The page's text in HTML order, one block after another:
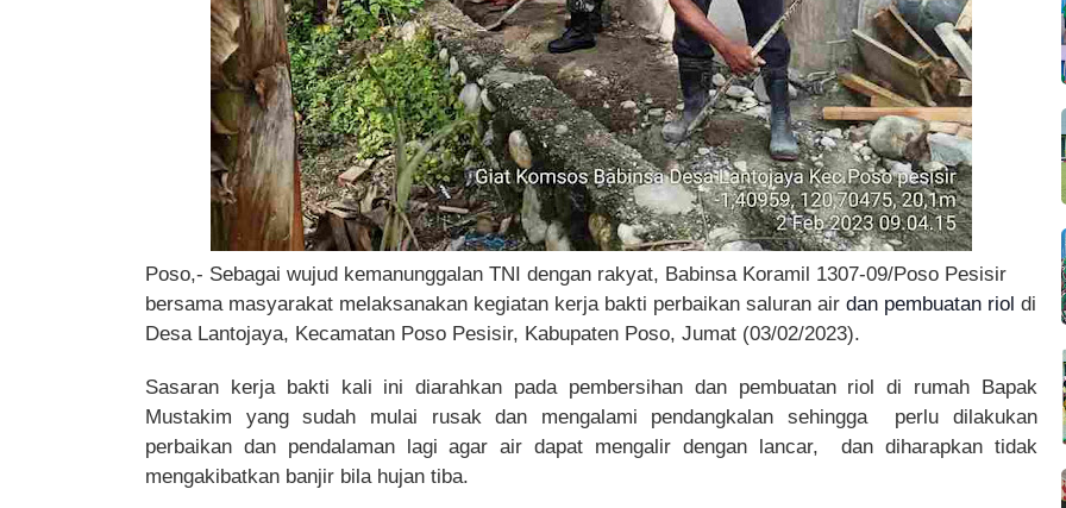
Poso,- Sebagai wujud kemanunggalan TNI dengan rakyat, Babinsa Koramil 1307-09/Poso Pesisir
bersama masyarakat melaksanakan kegiatan kerja bakti perbaikan saluran air dan pembuatan riol di
Desa Lantojaya, Kecamatan Poso Pesisir, Kabupaten Poso, Jumat (03/02/2023).
Sasaran kerja bakti kali ini diarahkan pada pembersihan dan pembuatan riol di rumah Bapak
Mustakim yang sudah mulai rusak dan mengalami pendangkalan sehingga perlu dilakukan
perbaikan dan pendalaman lagi agar air dapat mengalir dengan lancar, dan diharapkan tidak
mengakibatkan banjir bila hujan tiba.